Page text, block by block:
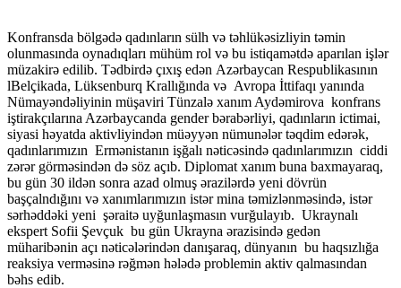
Konfransda bölgədə qadınların sülh və təhlükəsizliyin təmin
olunmasında oynadıqları mühüm rol və bu istiqamətdə aparılan işlər
müzakirə edilib. Tədbirdə çıxış edən Azərbaycan Respublikasının
lBelçikada, Lüksenburq Krallığında və Avropa İttifaqı yanında
Nümayəndəliyinin müşaviri Tünzalə xanım Aydəmirova konfrans
iştirakçılarına Azərbaycanda gender bərabərliyi, qadınların ictimai,
siyasi həyatda aktivliyindən müəyyən nümunələr təqdim edərək,
qadınlarımızın Ermənistanın işğalı nəticəsində qadınlarımızın ciddi
zərər görməsindən də söz açıb. Diplomat xanım buna baxmayaraq,
bu gün 30 ildən sonra azad olmuş ərazilərdə yeni dövrün
başçalndığını və xanımlarımızın istər mina təmizlənməsində, istər
sərhəddəki yeni şəraitə uyğunlaşmasın vurğulayıb. Ukraynalı
ekspert Sofii Şevçuk bu gün Ukrayna ərazisində gedən
müharibənin açı nəticələrindən danışaraq, dünyanın bu haqsızlığa
reaksiya verməsinə rəğmən hələdə problemin aktiv qalmasından
bəhs edib.